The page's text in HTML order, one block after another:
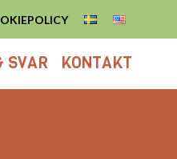
SVAR KONTAKT